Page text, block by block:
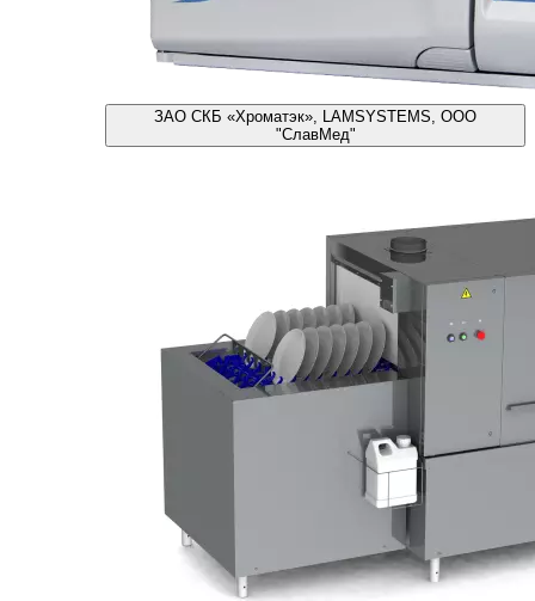
ЗАО СКБ «Хроматэк», LAMSYSTEMS, ООО
"СлавМед"